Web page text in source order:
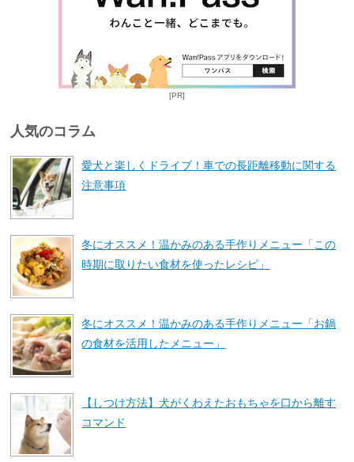
[PR]
人気のコラム
愛犬と楽しくドライブ！車での長距離移動に関する
注意事項
冬にオススメ！温かみのある手作りメニュー「この
時期に取りたい食材を使ったレシピ」
冬にオススメ！温かみのある手作りメニュー「お鍋
の食材を活用したメニュー」
【しつけ方法】犬がくわえたおもちゃを口から離す
コマンド